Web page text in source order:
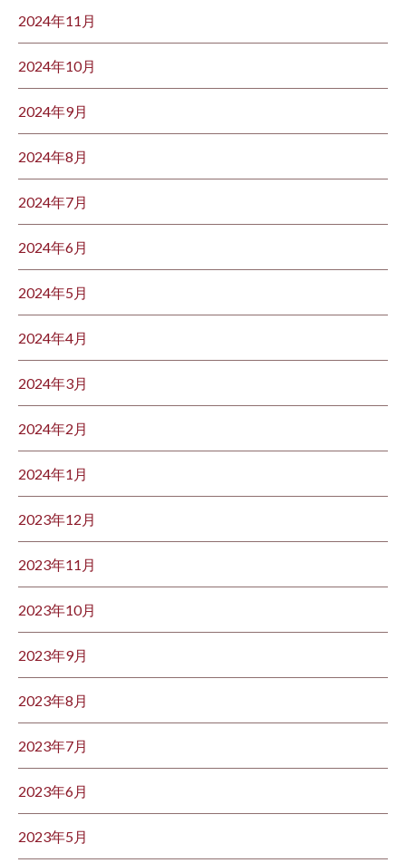
2024年11月
2024年10月
2024年9月
2024年8月
2024年7月
2024年6月
2024年5月
2024年4月
2024年3月
2024年2月
2024年1月
2023年12月
2023年11月
2023年10月
2023年9月
2023年8月
2023年7月
2023年6月
2023年5月